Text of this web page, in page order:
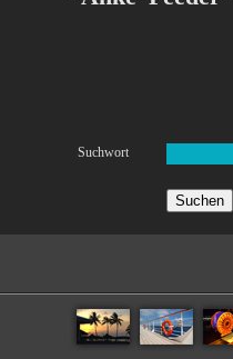
Suchwort